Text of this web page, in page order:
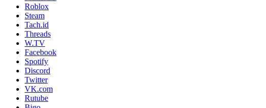
Roblox
Steam
Tach.id
Threads
W.TV
Facebook
Spotify
Discord
Twitter
VK.com
Rutube